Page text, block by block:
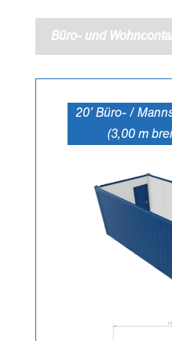
Büro- und
20’ Büro- /
(3,00 m